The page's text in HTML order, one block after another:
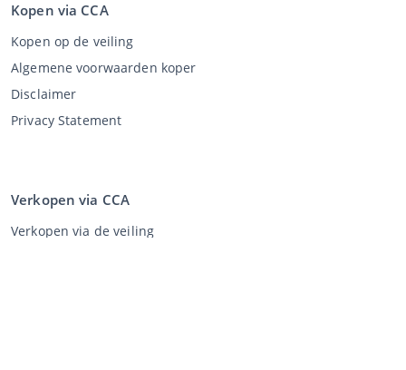
Kopen via CCA
Kopen op de veiling
Algemene voorwaarden koper
Disclaimer
Privacy Statement
Verkopen via CCA
Verkopen via de veiling